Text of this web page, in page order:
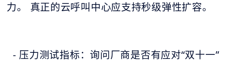
力。 真正的云呼叫中心应支持秒级弹性扩容。
- 压力测试指标：询问厂商是否有应对“双十一”